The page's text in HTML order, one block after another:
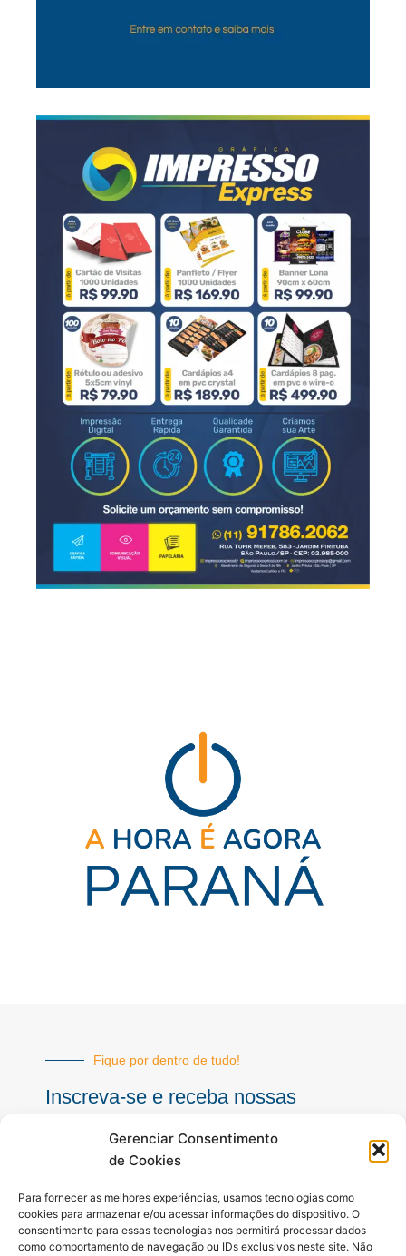
Gerenciar Consentimento
de Cookies
Para fornecer as melhores experiências, usamos tecnologias como
cookies para armazenar e/ou acessar informações do dispositivo. O
consentimento para essas tecnologias nos permitirá processar dados
como comportamento de navegação ou IDs exclusivos neste site. Não
Fique por dentro de tudo!
Inscreva-se e receba nossas
mail
INSCREVER